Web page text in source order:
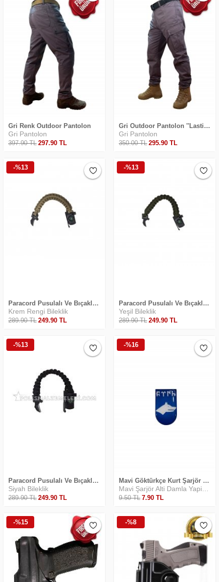
Gri Renk Outdoor Pantolon
Gri Pantolon
397.90TL 297.90 TL
Gri Outdoor Pantolon ''Lastikli Paça''
Gri Pantolon
350.00TL 295.90 TL
-%13
Paracord Pusulalı Ve Bıçaklı Krem Safari Bileklik
Krem Rengi Bileklik
289.90TL 249.90 TL
-%13
Paracord Pusulalı Ve Bıçaklı Haki Safari Bileklik
Yeşil Bileklik
289.90TL 249.90 TL
-%13
Paracord Pusulalı Ve Bıçaklı Siyah Safari Bileklik
Siyah Bileklik
289.90TL 249.90 TL
-%16
Mavi Göktürkçe Kurt Şarjör Yapıştırma
Mavi Şarjör Alti Damla Yapiştirma
9.50TL 7.90 TL
-%15 -%8
Merhaba! Ben Akıllı Yapay Zeka
Asistanınız. Sitemizdeki binlerce polis
malzemesi, taktik giyim ve ekipman
arasından aradığınız ürünü bulmanıza
yardımcı olabilirim. Ne aramıştınız? 👮‍♂️